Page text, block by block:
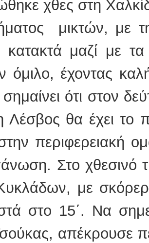
χθες στη
μικτών, με
μαζί με
όμιλο, έχοντας
ότι στον
θα έχει το
περιφερειακή
Στο χθεσινό
με
στο 15΄. Να
απέκρουσε